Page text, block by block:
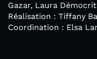
Gazar, Laura
Réalisation : Tiffany
Coordination : Elsa